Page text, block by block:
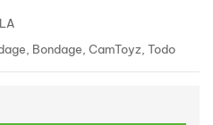
Bondage CamToyz Todo